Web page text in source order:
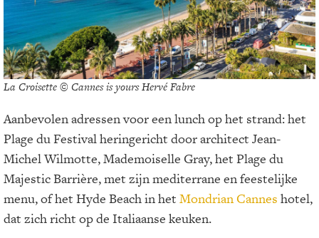
La Croisette © Cannes is yours Hervé Fabre
Aanbevolen adressen voor een lunch op het strand: het
Plage du Festival heringericht door architect Jean-
Michel Wilmotte, Mademoiselle Gray, het Plage du
Majestic Barrière, met zijn mediterrane en feestelijke
menu, of het Hyde Beach in het Mondrian Cannes hotel,
dat zich richt op de Italiaanse keuken.